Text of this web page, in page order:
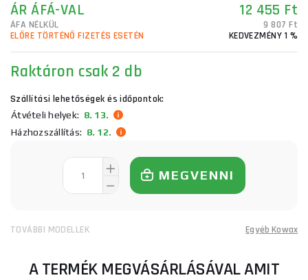
ÁR ÁFÁ-VAL 12 455 Ft
ÁFA NÉLKÜL
9 807 Ft
ELŐRE TÖRTÉNŐ FIZETÉS ESETÉN
KEDVEZMÉNY 1 %
Raktáron csak 2 db
Szállítási lehetőségek és időpontok:
Átvételi helyek: 8. 13.
Házhozszállítás: 8. 12.
MEGVENNI
TOVÁBBI MODELLEK Egyéb Kowax
A TERMÉK MEGVÁSÁRLÁSÁVAL AMIT